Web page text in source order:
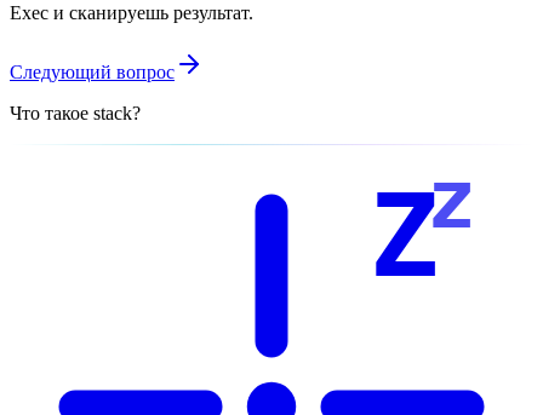
Exec и сканируешь результат.
Следующий вопрос
Что такое stack?
Zz